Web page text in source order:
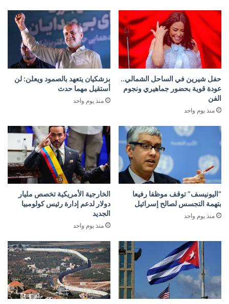
حفل شيرين في الساحل الشمالي..
عودة قوية بحضور جماهيري ونجوم
الفن
منذ يوم واحد
بزشكيان يتعهد بالصمود ويعلن: لن
أستقيل مهما حدث
منذ يوم واحد
“اليونيسف” توقف موظفا رفيعا
بتهمة التجسس لصالح إسرائيل
منذ يوم واحد
الخارجية الأمريكية تخصص مليار
دولار لدعم إدارة رئيس كولومبيا
الجديد
منذ يوم واحد